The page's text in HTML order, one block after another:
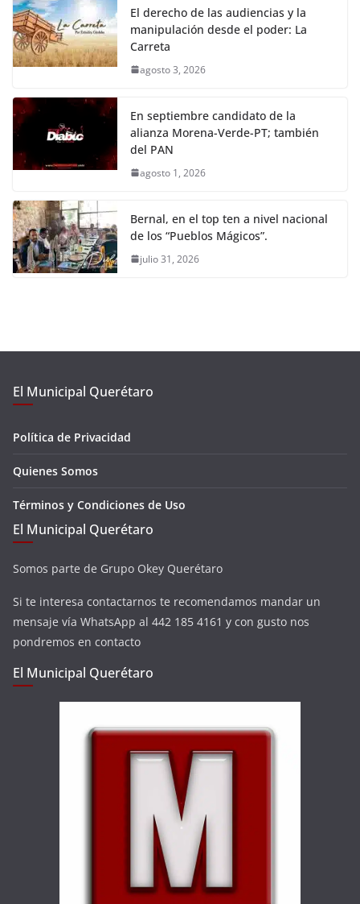
El derecho de las audiencias y la
manipulación desde el poder: La
Carreta
agosto 3, 2026
En septiembre candidato de la
alianza Morena-Verde-PT; también
del PAN
agosto 1, 2026
Bernal, en el top ten a nivel nacional
de los “Pueblos Mágicos”.
julio 31, 2026
El Municipal Querétaro
Política de Privacidad
Quienes Somos
Términos y Condiciones de Uso
El Municipal Querétaro
Somos parte de Grupo Okey Querétaro
Si te interesa contactarnos te recomendamos mandar un
mensaje vía WhatsApp al 442 185 4161 y con gusto nos
pondremos en contacto
El Municipal Querétaro